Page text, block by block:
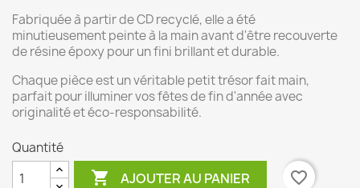
Fabriquée à partir de CD recyclé, elle a été
minutieusement peinte à la main avant d'être recouverte
de résine époxy pour un fini brillant et durable.
Chaque pièce est un véritable petit trésor fait main,
parfait pour illuminer vos fêtes de fin d'année avec
originalité et éco-responsabilité.
Quantité
 AJOUTER AU PANIER favorite_border